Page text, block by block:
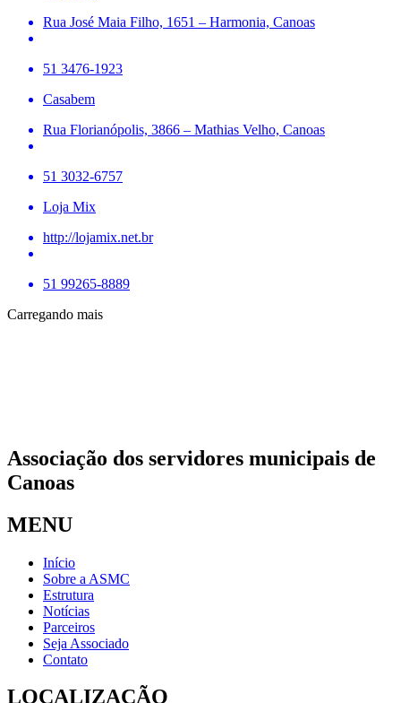
Rua José Maia Filho, 1651 – Harmonia, Canoas
51 3476-1923
Casabem
Rua Florianópolis, 3866 – Mathias Velho, Canoas
51 3032-6757
Loja Mix
http://lojamix.net.br
51 99265-8889
Carregando mais
Associação dos servidores municipais de
Canoas
MENU
Início
Sobre a ASMC
Estrutura
Notícias
Parceiros
Seja Associado
Contato
LOCALIZAÇÃO